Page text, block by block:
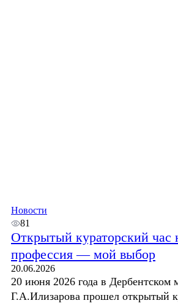
Новости
81
Открытый кураторский
профессия — мой выбор
20.06.2026
20 июня 2026 года в
Г.А.Илизарова прошел открытый